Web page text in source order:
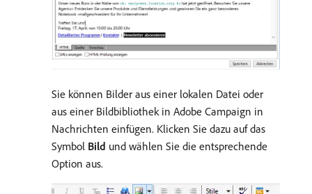
Sie können Bilder aus einer lokalen Datei oder
aus einer Bildbibliothek in Adobe Campaign in
Nachrichten einfügen. Klicken Sie dazu auf das
Symbol Bild und wählen Sie die entsprechende
Option aus.